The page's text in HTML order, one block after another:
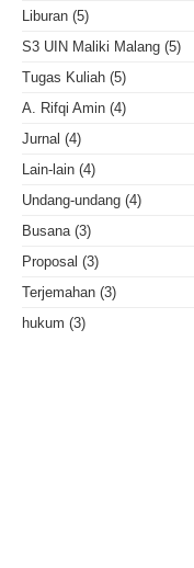
Liburan (5)
S3 UIN Maliki Malang (5)
Tugas Kuliah (5)
A. Rifqi Amin (4)
Jurnal (4)
Lain-lain (4)
Undang-undang (4)
Busana (3)
Proposal (3)
Terjemahan (3)
hukum (3)